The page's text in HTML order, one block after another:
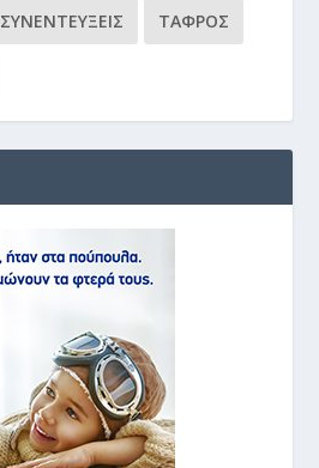
ΣΥΝΕΝΤΕΎΞΕΙΣ ΤΆΦΡΟΣ